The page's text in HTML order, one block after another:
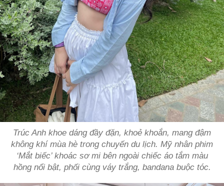
Trúc Anh khoe dáng đầy đặn, khoẻ khoắn, mang đậm
không khí mùa hè trong chuyến du lịch. Mỹ nhân phim
‘Mắt biếc’ khoác sơ mi bên ngoài chiếc áo tắm màu
hồng nổi bật, phối cùng váy trắng, bandana buộc tóc.